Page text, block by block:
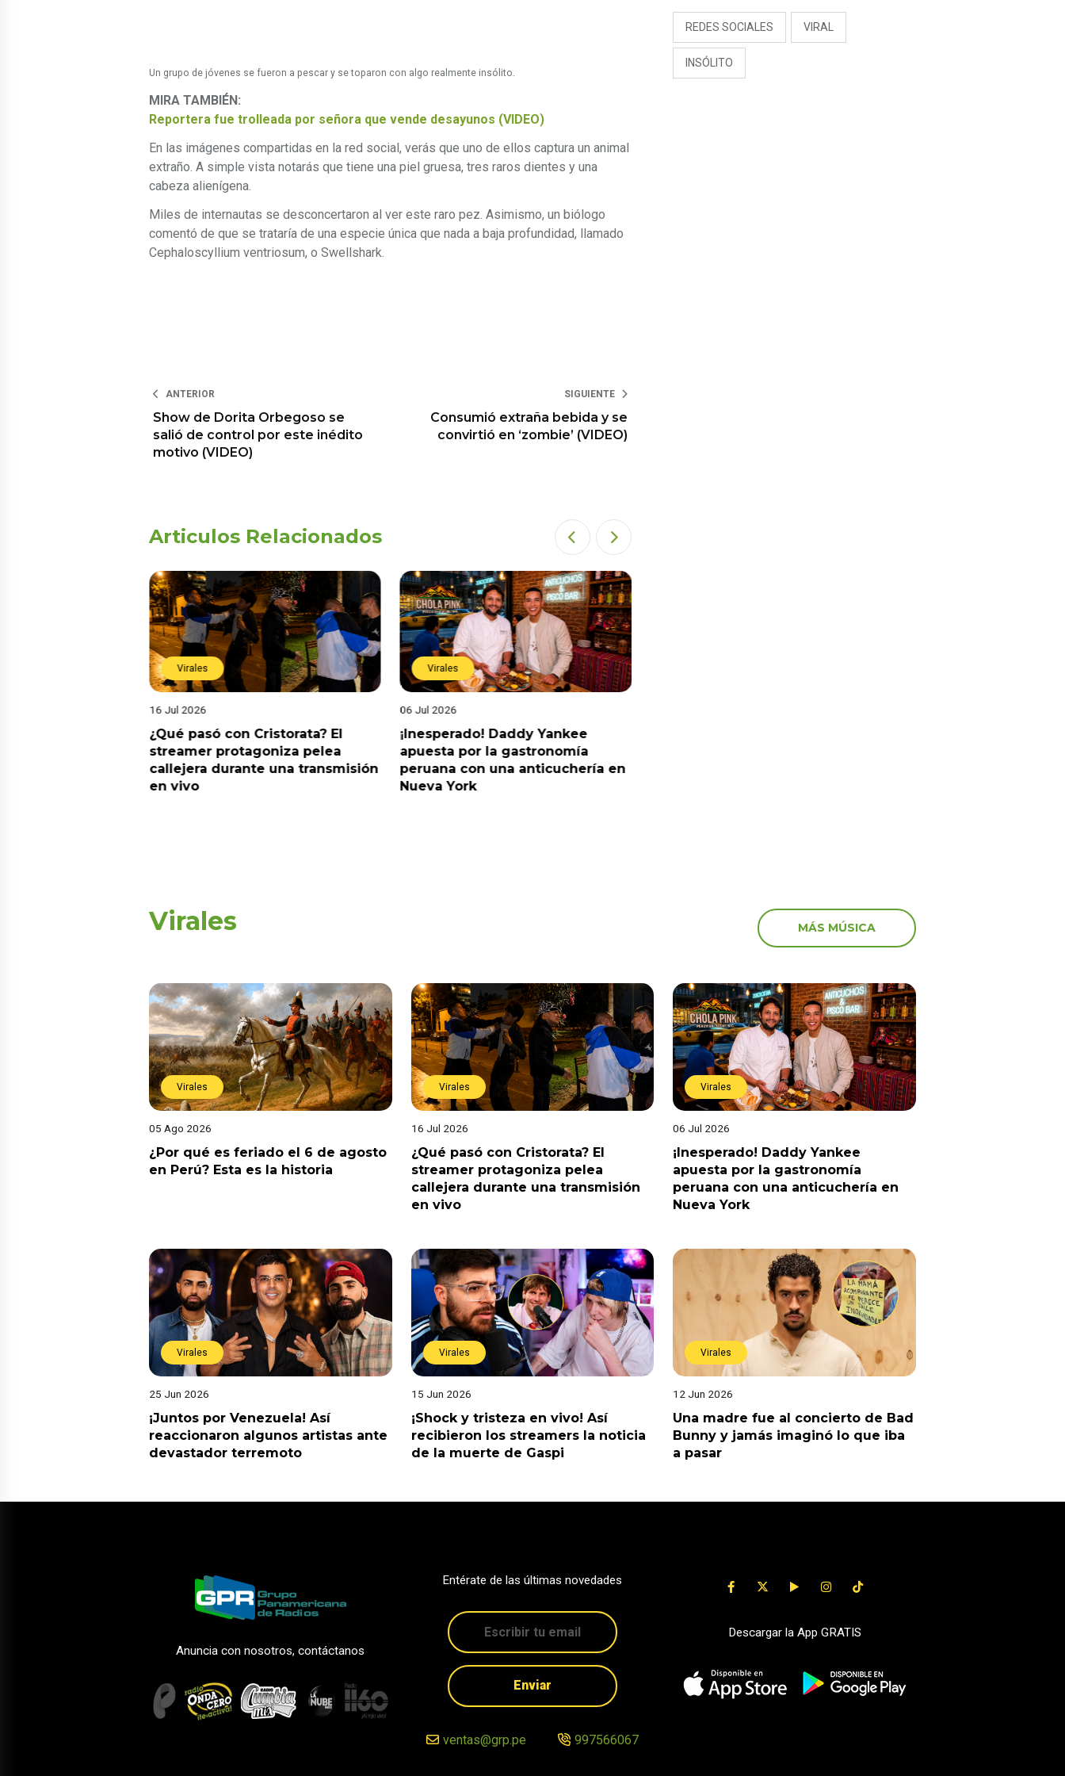
Un grupo de jóvenes se fueron a pescar y se toparon con algo realmente insólito.
MIRA TAMBIÉN:
Reportera fue trolleada por señora que vende desayunos (VIDEO)
En las imágenes compartidas en la red social, verás que uno de ellos captura un animal
extraño. A simple vista notarás que tiene una piel gruesa, tres raros dientes y una
cabeza alienígena.
Miles de internautas se desconcertaron al ver este raro pez. Asimismo, un biólogo
comentó de que se trataría de una especie única que nada a baja profundidad, llamado
Cephaloscyllium ventriosum, o Swellshark.
ANTERIOR
Show de Dorita Orbegoso se
salió de control por este inédito
motivo (VIDEO)
SIGUIENTE
Consumió extraña bebida y se
convirtió en ‘zombie’ (VIDEO)
Articulos Relacionados
Virales
16 Jul 2026
¿Qué pasó con Cristorata? El
streamer protagoniza pelea
callejera durante una transmisión
en vivo
Virales
06 Jul 2026
¡Inesperado! Daddy Yankee
apuesta por la gastronomía
peruana con una anticuchería en
Nueva York
REDES SOCIALES VIRAL
INSÓLITO
Virales MÁS MÚSICA
Virales
05 Ago 2026
¿Por qué es feriado el 6 de agosto
en Perú? Esta es la historia
Virales
16 Jul 2026
¿Qué pasó con Cristorata? El
streamer protagoniza pelea
callejera durante una transmisión
en vivo
Virales
06 Jul 2026
¡Inesperado! Daddy Yankee
apuesta por la gastronomía
peruana con una anticuchería en
Nueva York
Virales
25 Jun 2026
¡Juntos por Venezuela! Así
reaccionaron algunos artistas ante
devastador terremoto
Virales
15 Jun 2026
¡Shock y tristeza en vivo! Así
recibieron los streamers la noticia
de la muerte de Gaspi
Virales
12 Jun 2026
Una madre fue al concierto de Bad
Bunny y jamás imaginó lo que iba
a pasar
Anuncia con nosotros, contáctanos
Entérate de las últimas novedades
Enviar
ventas@grp.pe 997566067
Descargar la App GRATIS